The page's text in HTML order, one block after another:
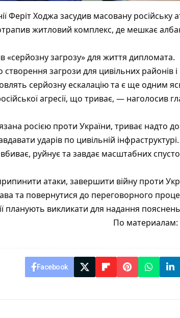
Феріт Ходжа засудив масовану російську
житловий комплекс, де мешкає
«серйозну загрозу» для життя дипломата.
загрози для цивільних районів і
серйозну ескалацію та є ще одним
агресії, що триває, — наголосив
росією проти України, триває надто
ударів по цивільній інфраструктурі.
руйнує та завдає масштабних
атаки, завершити війну проти
та повернутися до переговорного
планують викликати для надання
По материалам:
Facebook